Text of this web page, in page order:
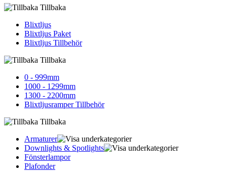
Tillbaka
Blixtljus
Blixtljus Paket
Blixtljus Tillbehör
Tillbaka
0 - 999mm
1000 - 1299mm
1300 - 2200mm
Blixtljusramper Tillbehör
Tillbaka
Armaturer
Downlights & Spotlights
Fönsterlampor
Plafonder